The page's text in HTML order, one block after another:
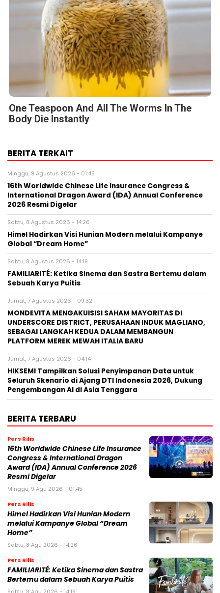
One Teaspoon And All The Worms In The
Body Die Instantly
BERITA TERKAIT
Minggu, 9 Agustus 2026 - 01:45
16th Worldwide Chinese Life Insurance Congress &
International Dragon Award (IDA) Annual Conference
2026 Resmi Digelar
Sabtu, 8 Agustus 2026 - 14:26
Himel Hadirkan Visi Hunian Modern melalui Kampanye
Global “Dream Home”
Sabtu, 8 Agustus 2026 - 14:19
FAMILIARITÉ: Ketika Sinema dan Sastra Bertemu dalam
Sebuah Karya Puitis
Jumat, 7 Agustus 2026 - 09:32
MONDEVITA MENGAKUISISI SAHAM MAYORITAS DI
UNDERSCORE DISTRICT, PERUSAHAAN INDUK MAGLIANO,
SEBAGAI LANGKAH KEDUA DALAM MEMBANGUN
PLATFORM MEREK MEWAH ITALIA BARU
Jumat, 7 Agustus 2026 - 04:14
HIKSEMI Tampilkan Solusi Penyimpanan Data untuk
Seluruh Skenario di Ajang DTI Indonesia 2026, Dukung
Pengembangan AI di Asia Tenggara
BERITA TERBARU
Pers Rilis
16th Worldwide Chinese Life Insurance
Congress & International Dragon
Award (IDA) Annual Conference 2026
Resmi Digelar
Minggu, 9 Agu 2026 - 01:45
Pers Rilis
Himel Hadirkan Visi Hunian Modern
melalui Kampanye Global “Dream
Home”
Sabtu, 8 Agu 2026 - 14:26
Pers Rilis
FAMILIARITÉ: Ketika Sinema dan Sastra
Bertemu dalam Sebuah Karya Puitis